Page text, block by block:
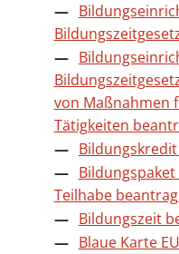
von Maßnahmen
Tätigkeiten
Teilhabe
Bildungszeit
Blaue Karte